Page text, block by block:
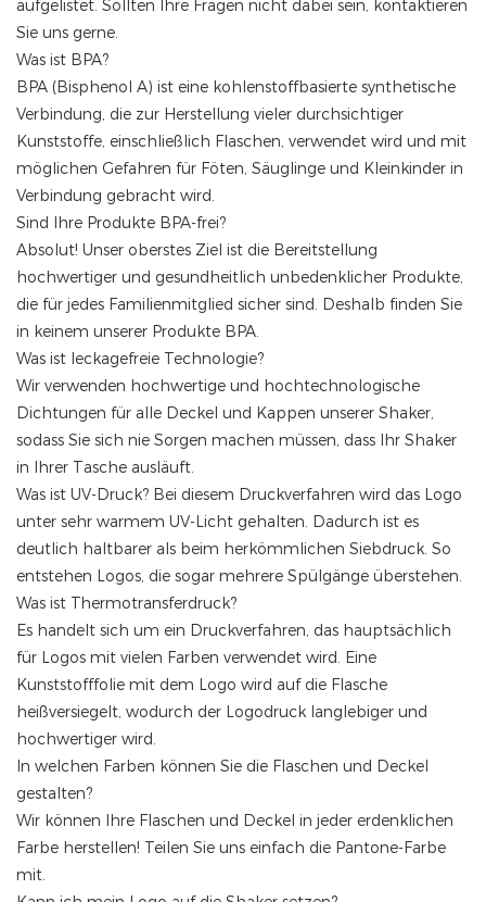
aufgelistet. Sollten Ihre Fragen nicht dabei sein, kontaktieren
Sie uns gerne.
Was ist BPA?
BPA (Bisphenol A) ist eine kohlenstoffbasierte synthetische
Verbindung, die zur Herstellung vieler durchsichtiger
Kunststoffe, einschließlich Flaschen, verwendet wird und mit
möglichen Gefahren für Föten, Säuglinge und Kleinkinder in
Verbindung gebracht wird.
Sind Ihre Produkte BPA-frei?
Absolut! Unser oberstes Ziel ist die Bereitstellung
hochwertiger und gesundheitlich unbedenklicher Produkte,
die für jedes Familienmitglied sicher sind. Deshalb finden Sie
in keinem unserer Produkte BPA.
Was ist leckagefreie Technologie?
Wir verwenden hochwertige und hochtechnologische
Dichtungen für alle Deckel und Kappen unserer Shaker,
sodass Sie sich nie Sorgen machen müssen, dass Ihr Shaker
in Ihrer Tasche ausläuft.
Was ist UV-Druck? Bei diesem Druckverfahren wird das Logo
unter sehr warmem UV-Licht gehalten. Dadurch ist es
deutlich haltbarer als beim herkömmlichen Siebdruck. So
entstehen Logos, die sogar mehrere Spülgänge überstehen.
Was ist Thermotransferdruck?
Es handelt sich um ein Druckverfahren, das hauptsächlich
für Logos mit vielen Farben verwendet wird. Eine
Kunststofffolie mit dem Logo wird auf die Flasche
heißversiegelt, wodurch der Logodruck langlebiger und
hochwertiger wird.
In welchen Farben können Sie die Flaschen und Deckel
gestalten?
Wir können Ihre Flaschen und Deckel in jeder erdenklichen
Farbe herstellen! Teilen Sie uns einfach die Pantone-Farbe
mit.